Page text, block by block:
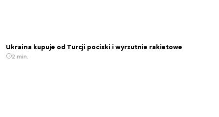
Ukraina kupuje od Turcji pociski i wyrzutnie rakietowe
2 min.